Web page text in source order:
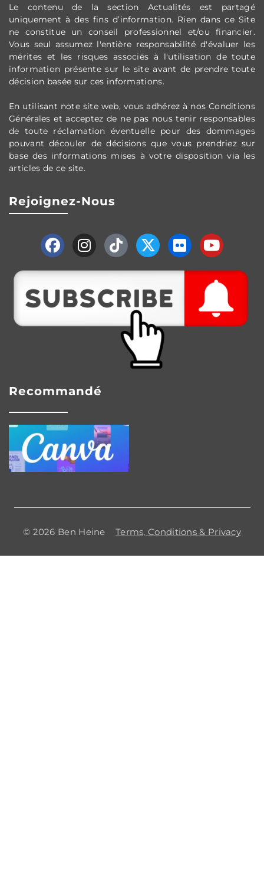
Le contenu de la section Actualités est partagé
uniquement à des fins d’information. Rien dans ce Site
ne constitue un conseil professionnel et/ou financier.
Vous seul assumez l'entière responsabilité d'évaluer les
mérites et les risques associés à l'utilisation de toute
information présente sur le site avant de prendre toute
décision basée sur ces informations.
En utilisant note site web, vous adhérezà nos Conditions
Générales etacceptez de ne pas nous tenir responsables
de toute réclamation éventuelle pour des dommages
pouvant découler de décisions que vous prendriez sur
base des informations mises à votre disposition via les
articles de ce site.
Rejoignez-Nous
Recommandé
© 2026 Ben Heine Terms, Conditions & Privacy